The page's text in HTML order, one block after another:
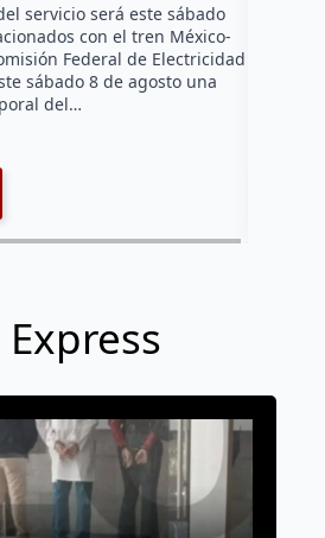
servicio será este sábado
con el tren México-
Federal de Electricidad
sábado 8 de agosto una
del…